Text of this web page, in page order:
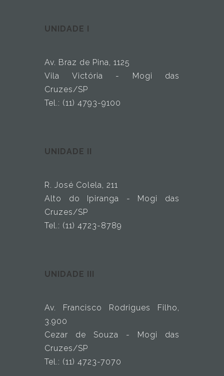
UNIDADE I
Av. Braz de Pina, 1125
Vila Victória - Mogi das
Cruzes/SP
Tel.: (11) 4793-9100
UNIDADE II
R. José Colela, 211
Alto do Ipiranga - Mogi das
Cruzes/SP
Tel.: (11) 4723-8789
UNIDADE III
Av. Francisco Rodrigues Filho,
3.900
Cezar de Souza - Mogi das
Cruzes/SP
Tel.: (11) 4723-7070